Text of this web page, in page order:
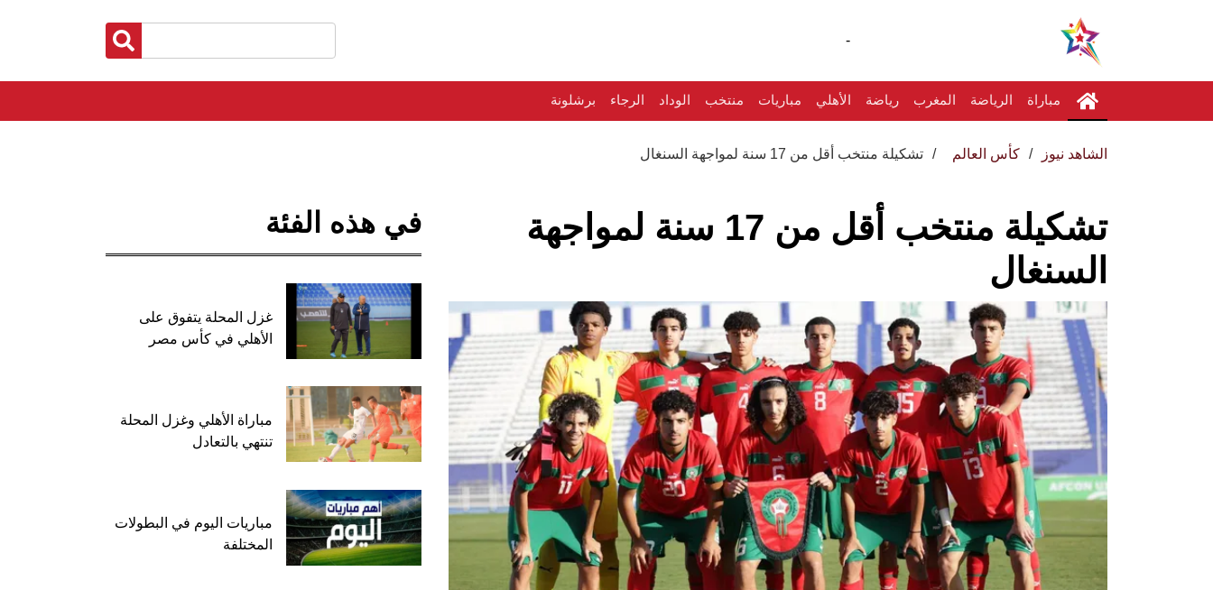
-
مباراة الرياضة المغرب رياضة الأهلي مباريات منتخب الوداد الرجاء برشلونة
الشاهد نيوز كأس العالم تشكيلة منتخب أقل من 17 سنة لمواجهة السنغال
تشكيلة منتخب أقل من 17 سنة لمواجهة
السنغال
في هذه الفئة
غزل المحلة يتفوق على
الأهلي في كأس مصر
مباراة الأهلي وغزل المحلة
تنتهي بالتعادل
مباريات اليوم في البطولات
المختلفة